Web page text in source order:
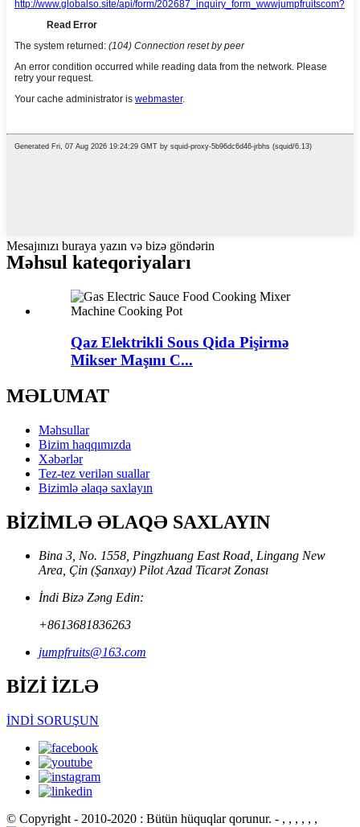
Mesajınızı buraya yazın və bizə göndərin
Məhsul kateqoriyaları
Qaz Elektrikli Sous Qida Pişirmə
Mikser Maşını C...
MƏLUMAT
Məhsullar
Bizim haqqımızda
Xəbərlər
Tez-tez verilən suallar
Bizimlə əlaqə saxlayın
BİZİMLƏ ƏLAQƏ SAXLAYIN
Bina 3, No. 1558, Pingzhuang East Road, Lingang New
Area, Çin (Şanxay) Pilot Azad Ticarət Zonası
İndi Bizə Zəng Edin:
+8613681836263
jumpfruits@163.com
BİZİ İZLƏ
İNDİ SORUŞUN
© Copyright - 2010-2020 : Bütün hüquqlar qorunur. - , , , , , ,